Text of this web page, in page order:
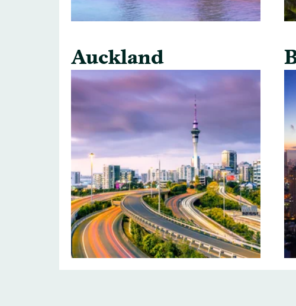
Auckland